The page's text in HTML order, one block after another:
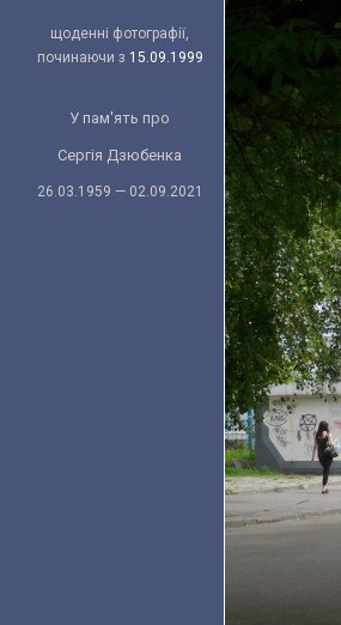
щоденні фотографії,
починаючи з 15.09.1999
У пам'ять про
Сергія Дзюбенка
26.03.1959 — 02.09.2021